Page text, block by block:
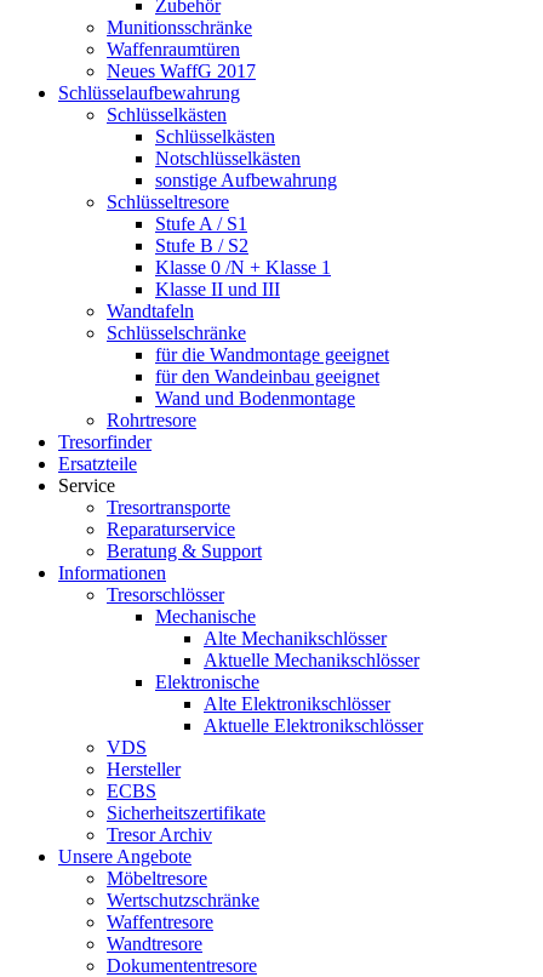
Zubehör
Munitionsschränke
Waffenraumtüren
Neues WaffG 2017
Schlüsselaufbewahrung
Schlüsselkästen
Schlüsselkästen
Notschlüsselkästen
sonstige Aufbewahrung
Schlüsseltresore
Stufe A / S1
Stufe B / S2
Klasse 0 /N + Klasse 1
Klasse II und III
Wandtafeln
Schlüsselschränke
für die Wandmontage geeignet
für den Wandeinbau geeignet
Wand und Bodenmontage
Rohrtresore
Tresorfinder
Ersatzteile
Service
Tresortransporte
Reparaturservice
Beratung & Support
Informationen
Tresorschlösser
Mechanische
Alte Mechanikschlösser
Aktuelle Mechanikschlösser
Elektronische
Alte Elektronikschlösser
Aktuelle Elektronikschlösser
VDS
Hersteller
ECBS
Sicherheitszertifikate
Tresor Archiv
Unsere Angebote
Möbeltresore
Wertschutzschränke
Waffentresore
Wandtresore
Dokumententresore